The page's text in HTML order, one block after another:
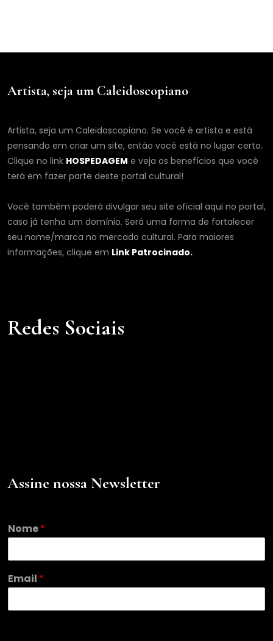
Artista, seja um Caleidoscopiano
Artista, seja um Caleidoscopiano. Se você é artista e está
pensando em criar um site, então você está no lugar certo.
Clique no link HOSPEDAGEM e veja os benefícios que você
terá em fazer parte deste portal cultural!
Você também poderá divulgar seu site oficial aqui no portal,
caso já tenha um domínio. Será uma forma de fortalecer
seu nome/marca no mercado cultural. Para maiores
informações, clique em Link Patrocinado.
Redes Sociais
Assine nossa Newsletter
*
N
m
Nome*
Email *